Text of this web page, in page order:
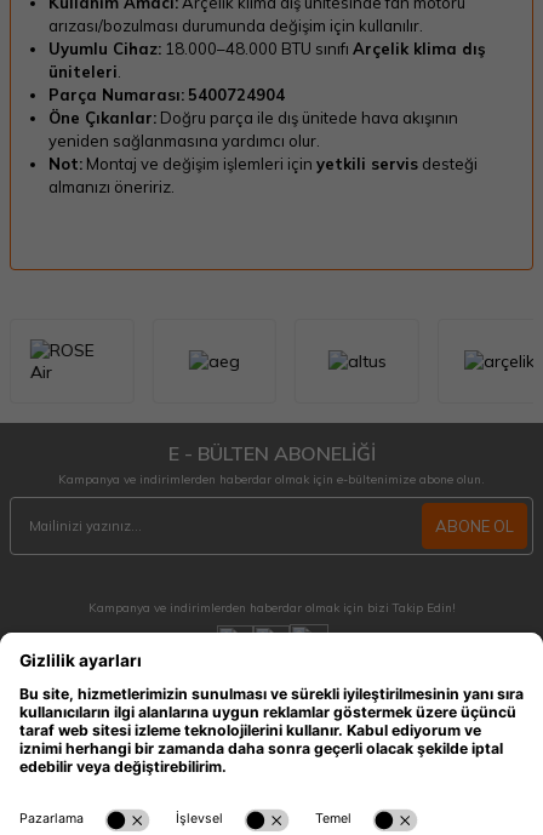
arızası/bozulması durumunda değişim için kullanılır.
Uyumlu Cihaz: 18.000–48.000 BTU sınıfı Arçelik klima dış
üniteleri.
Parça Numarası: 5400724904
Öne Çıkanlar: Doğru parça ile dış ünitede hava akışının
yeniden sağlanmasına yardımcı olur.
Not: Montaj ve değişim işlemleri için yetkili servis desteği
almanızı öneririz.
E - BÜLTEN ABONELİĞİ
Kampanya ve indirimlerden haberdar olmak için e-bültenimize abone olun.
ABONE OL
Kampanya ve indirimlerden haberdar olmak için bizi Takip Edin!
MÜŞTERİ HİZMETLERİ
Hafta içi 09:30 - 18:30 / Hafta sonu 10:00 - 17:00 arası merak ettiğiniz tüm sorular ve
siparişleriniz için ulaşabilirsiniz.